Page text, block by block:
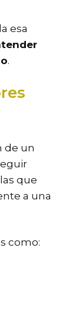
esa
.
de un
que
a una
como: